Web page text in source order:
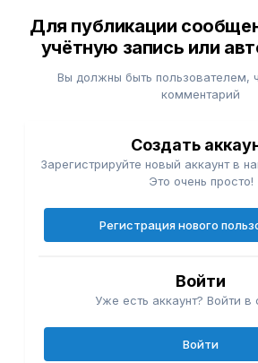
Для публикации
учётную запись или
Вы должны быть пользователем,
комментарий
Создать
Зарегистрируйте новый аккаунт в
Это очень просто!
Регистрация нового
Войти
Уже есть аккаунт? Войти в
Войти